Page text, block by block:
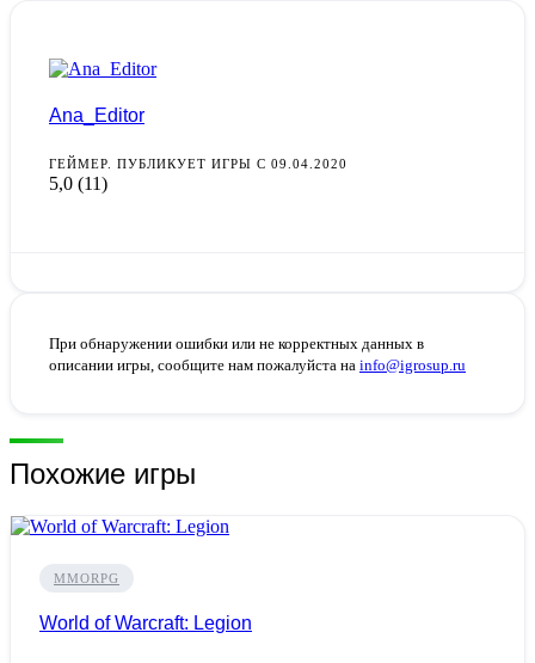
Ana_Editor
ГЕЙМЕР. ПУБЛИКУЕТ ИГРЫ С 09.04.2020
5,0 (11)
При обнаружении ошибки или не корректных данных в
описании игры, сообщите нам пожалуйста на info@igrosup.ru
Похожие игры
MMORPG
World of Warcraft: Legion